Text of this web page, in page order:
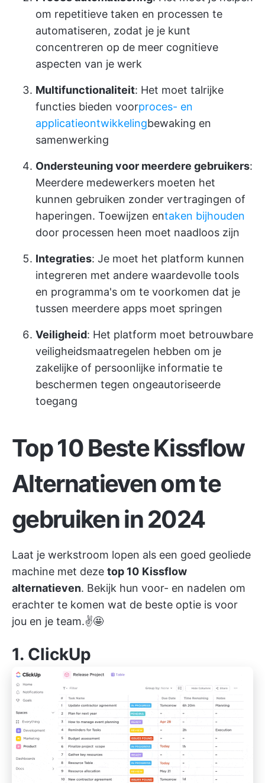
om repetitieve taken en processen te
automatiseren, zodat je je kunt
concentreren op de meer cognitieve
aspecten van je werk
Multifunctionaliteit: Het moet talrijke
functies bieden voorproces- en
applicatieontwikkelingbewaking en
samenwerking
Ondersteuning voor meerdere gebruikers:
Meerdere medewerkers moeten het
kunnen gebruiken zonder vertragingen of
haperingen. Toewijzen entaken bijhouden
door processen heen moet naadloos zijn
Integraties: Je moet het platform kunnen
integreren met andere waardevolle tools
en programma's om te voorkomen dat je
tussen meerdere apps moet springen
Veiligheid: Het platform moet betrouwbare
veiligheidsmaatregelen hebben om je
zakelijke of persoonlijke informatie te
beschermen tegen ongeautoriseerde
toegang
Top 10 Beste Kissflow
Alternatieven om te
gebruiken in 2024
Laat je werkstroom lopen als een goed geoliede
machine met deze top 10 Kissflow
alternatieven. Bekijk hun voor- en nadelen om
erachter te komen wat de beste optie is voor
jou en je team.✌️🤩
1. ClickUp